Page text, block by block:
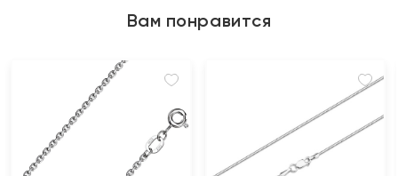
Вам понравится